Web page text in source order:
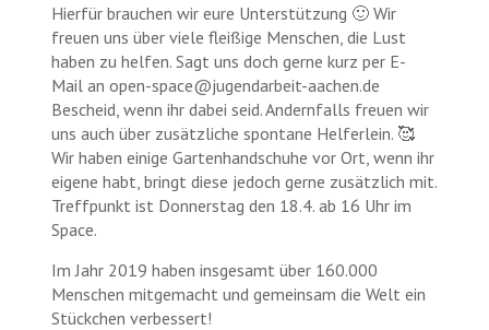
Hierfür brauchen wir eure Unterstützung 🙂 Wir
freuen uns über viele fleißige Menschen, die Lust
haben zu helfen. Sagt uns doch gerne kurz per E-
Mail an open-space@jugendarbeit-aachen.de
Bescheid, wenn ihr dabei seid. Andernfalls freuen wir
uns auch über zusätzliche spontane Helferlein. 🥰
Wir haben einige Gartenhandschuhe vor Ort, wenn ihr
eigene habt, bringt diese jedoch gerne zusätzlich mit.
Treffpunkt ist Donnerstag den 18.4. ab 16 Uhr im
Space.
Im Jahr 2019 haben insgesamt über 160.000
Menschen mitgemacht und gemeinsam die Welt ein
Stückchen verbessert!